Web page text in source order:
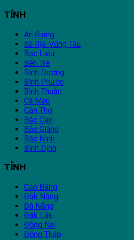
TỈNH
An Giang
Bà Rịa-Vũng Tàu
Bạc Liêu
Bến Tre
Bình Dương
Bình Phước
Bình Thuận
Cà Mau
Cần Thơ
Bắc Cạn
Bắc Giang
Bắc Ninh
Bình Định
TỈNH
Cao Bằng
Đắk Nông
Đà Nẵng
Đắk Lắk
Đồng Nai
Đồng Tháp